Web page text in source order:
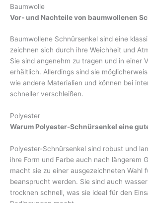
Baumwolle
Vor- und Nachteile von baumwollenen
Baumwollene Schnürsenkel sind eine
zeichnen sich durch ihre Weichheit und
Sie sind angenehm zu tragen und in einer
erhältlich. Allerdings sind sie
wie andere Materialien und können bei
schneller verschleißen.
Polyester
Warum Polyester-Schnürsenkel eine
Polyester-Schnürsenkel sind robust und
ihre Form und Farbe auch nach längerem
macht sie zu einer ausgezeichneten Wahl
beansprucht werden. Sie sind auch
trocknen schnell, was sie ideal für den